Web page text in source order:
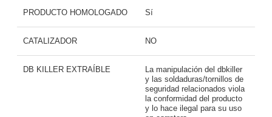
PRODUCTO HOMOLOGADO Sí
CATALIZADOR NO
DB KILLER EXTRAÍBLE
La manipulación del dbkiller
y las soldaduras/tornillos de
seguridad relacionados viola
la conformidad del producto
y lo hace ilegal para su uso